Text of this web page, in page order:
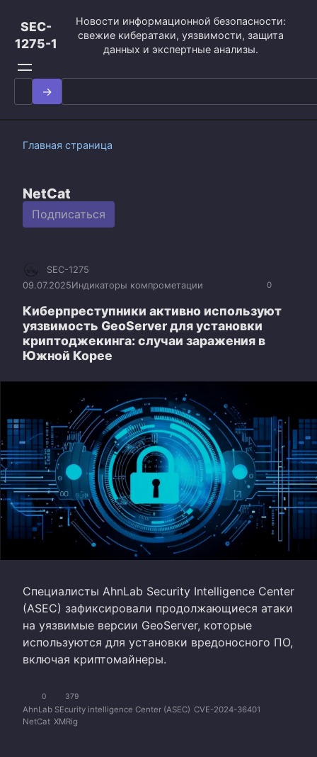
контенту
SEC-
1275-1
Новости информационной безопасности:
свежие кибератаки, уязвимости, защита
данных и экспертные анализы.
Search
for:
Главная страница
NetCat
Подписаться
0
SEC-1275
09.07.2025Индикаторы компрометации
Киберпреступники активно используют
уязвимость GeoServer для установки
криптоджекинга: случаи заражения в
Южной Корее
Специалисты AhnLab Security Intelligence Center
(ASEC) зафиксировали продолжающиеся атаки
на уязвимые версии GeoServer, которые
используются для установки вредоносного ПО,
включая криптомайнеры.
0 379
AhnLab SEcurity intelligence Center (ASEC) CVE-2024-36401
NetCat XMRig